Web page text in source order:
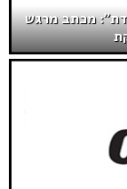
מכתב מרגש